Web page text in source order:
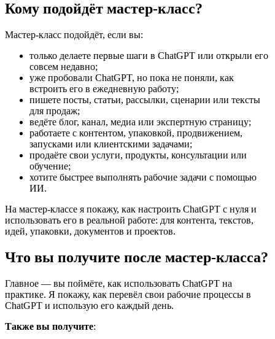
Кому подойдёт мастер-класс?
Мастер-класс подойдёт, если вы:
только делаете первые шаги в ChatGPT или открыли его
совсем недавно;
уже пробовали ChatGPT, но пока не поняли, как
встроить его в ежедневную работу;
пишете посты, статьи, рассылки, сценарии или тексты
для продаж;
ведёте блог, канал, медиа или экспертную страницу;
работаете с контентом, упаковкой, продвижением,
запусками или клиентскими задачами;
продаёте свои услуги, продукты, консультации или
обучение;
хотите быстрее выполнять рабочие задачи с помощью
ИИ.
На мастер-классе я покажу, как настроить ChatGPT с нуля и
использовать его в реальной работе: для контента, текстов,
идей, упаковки, документов и проектов.
Что вы получите после мастер-класса?
Главное — вы поймёте, как использовать ChatGPT на
практике. Я покажу, как перевёл свои рабочие процессы в
ChatGPT и использую его каждый день.
Также вы получите: